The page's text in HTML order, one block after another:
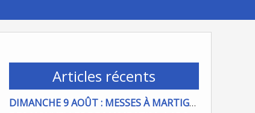
Articles récents
DIMANCHE 9 AOÛT : MESSES À MARTIGUES ET PORT DE BOUC